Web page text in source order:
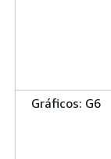
Gráficos: G6